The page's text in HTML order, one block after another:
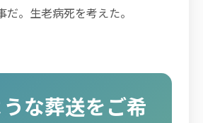
だ。生老病死を考えた。
な葬送をご希